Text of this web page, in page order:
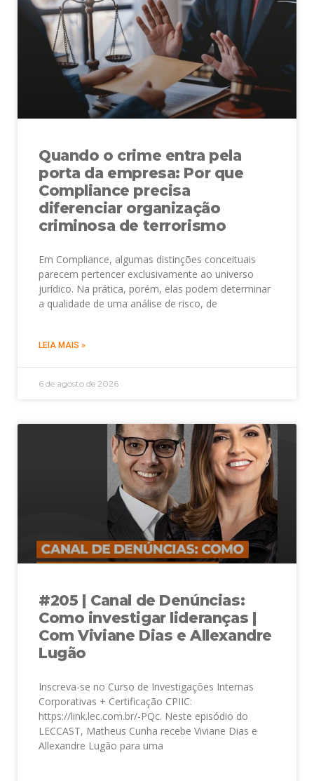
Quando o crime entra pela
porta da empresa: Por que
Compliance precisa
diferenciar organização
criminosa de terrorismo
Em Compliance, algumas distinções conceituais
parecem pertencer exclusivamente ao universo
jurídico. Na prática, porém, elas podem determinar
a qualidade de uma análise de risco, de
LEIA MAIS »
6 de agosto de 2026
#205 | Canal de Denúncias:
Como investigar lideranças |
Com Viviane Dias e Allexandre
Lugão
Inscreva-se no Curso de Investigações Internas
Corporativas + Certificação CPIIC:
https://link.lec.com.br/-PQc. Neste episódio do
LECCAST, Matheus Cunha recebe Viviane Dias e
Allexandre Lugão para uma